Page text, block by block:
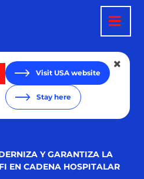
Visit USA website
Stay here
Y GARANTIZA LA
EN CADENA HOSPITALAR